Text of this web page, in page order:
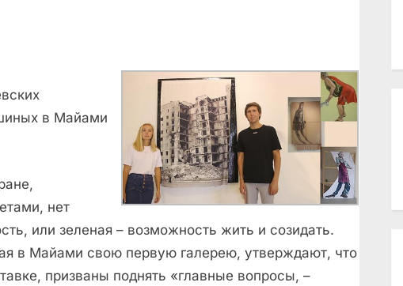
в Майами
нет
или зеленая – возможность жить и созидать.
в Майами свою первую галерею, утверждают, что
призваны поднять «главные вопросы, –